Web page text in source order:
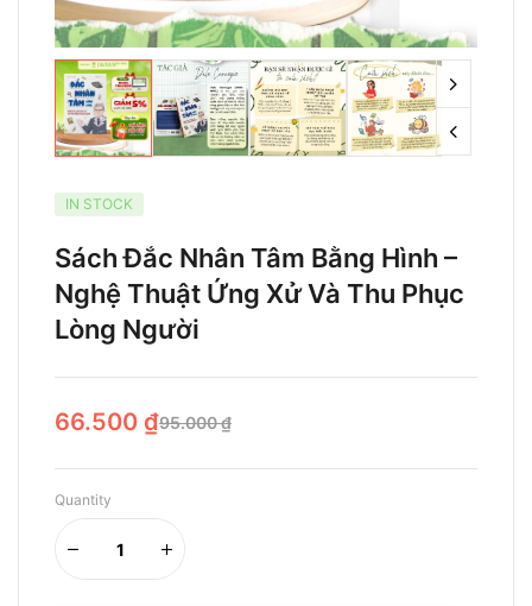
IN STOCK
Sách Đắc Nhân Tâm Bằng Hình –
Nghệ Thuật Ứng Xử Và Thu Phục
Lòng Người
95.000₫
66.500 ₫
Quantity